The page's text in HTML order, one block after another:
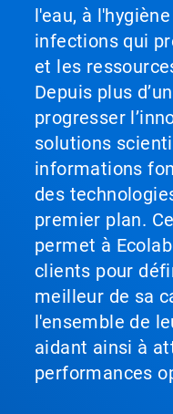
l'eau, à
infections qui
et les
Depuis plus
progresser
solutions
informations
des
premier plan.
permet à
clients pour
meilleur de sa
l'ensemble de
aidant ainsi à
performances